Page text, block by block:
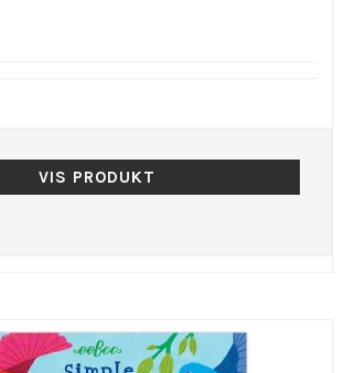
VIS PRODUKT